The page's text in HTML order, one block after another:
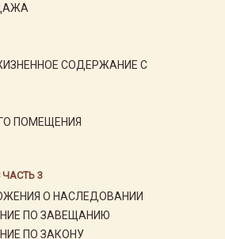
СОДЕРЖАНИЕ С
ПОМЕЩЕНИЯ
3
О НАСЛЕДОВАНИИ
ПО ЗАВЕЩАНИЮ
ПО ЗАКОНУ